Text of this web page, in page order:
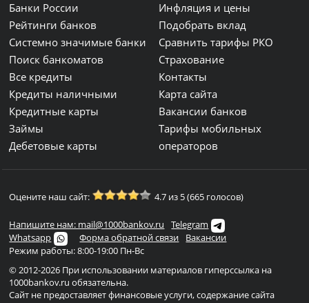
Банки России
Рейтинги банков
Системно значимые банки
Поиск банкоматов
Все кредиты
Кредиты наличными
Кредитные карты
Займы
Дебетовые карты
Инфляция и цены
Подобрать вклад
Сравнить тарифы РКО
Страхование
Контакты
Карта сайта
Вакансии банков
Тарифы мобильных
операторов
Оцените наш сайт: 4.7 из 5 (665 голосов)
Напишите нам: mail@1000bankov.ru
Telegram
Whatsapp
Форма обратной связи
Вакансии
Режим работы: 8:00-19:00 Пн-Вс
© 2012-2026 При использовании материалов гиперссылка на
1000bankov.ru обязательна.
Сайт не предоставляет финансовые услуги, содержание сайта